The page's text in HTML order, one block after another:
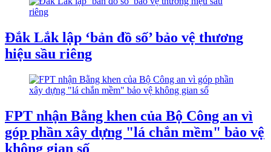
Đắk Lắk lập ‘bản đồ số’ bảo vệ thương
hiệu sầu riêng
FPT nhận Bằng khen của Bộ Công an vì
góp phần xây dựng "lá chắn mềm" bảo vệ
không gian số